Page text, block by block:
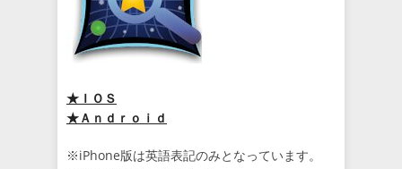
★ＩＯＳ
★Ａｎｄｒｏｉｄ
※iPhone版は英語表記のみとなっています。